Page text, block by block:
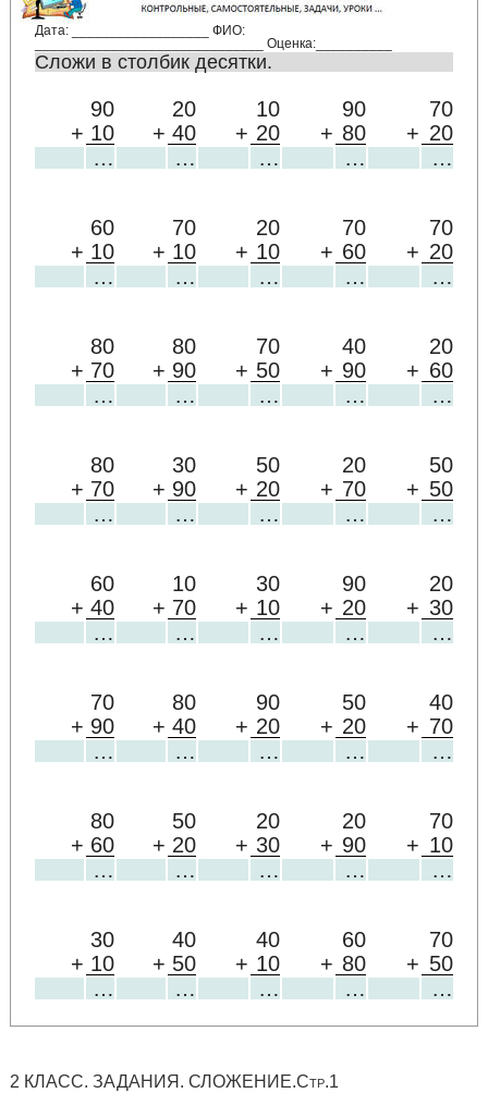
Дата: __________________ ФИО:
______________________________ Оценка:__________
Сложи в столбик десятки.
90 20 10 90
70
+ 10 + 40 + 20 + 80 + 20
…
… … … …
60 70 20 70
70
+ 10 + 10 + 10 + 60 + 20
…
… … … …
80 80 70 40
20
+ 70 + 90 + 50 + 90 + 60
…
… … … …
80 30 50 20
50
+ 70 + 90 + 20 + 70 + 50
…
… … … …
60 10 30 90
20
+ 40 + 70 + 10 + 20 + 30
…
… … … …
70 80 90 50
40
+ 90 + 40 + 20 + 20 + 70
…
… … … …
80 50 20 20
70
+ 60 + 20 + 30 + 90 + 10
…
… … … …
30 40 40 60
70
+ 10 + 50 + 10 + 80 + 50
…
… … … …
2 КЛАСС. ЗАДАНИЯ. СЛОЖЕНИЕ.Стр.1